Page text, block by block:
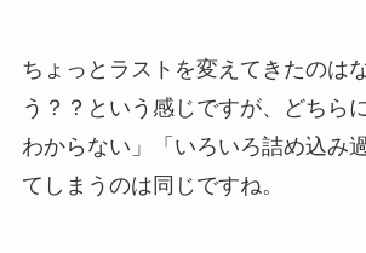
ちょっとラストを変えてきたのは
う？？という感じですが、どちら
わからない」「いろいろ詰め込み
てしまうのは同じですね。